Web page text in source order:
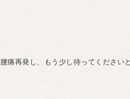
腰痛再発し、もう少し待ってください